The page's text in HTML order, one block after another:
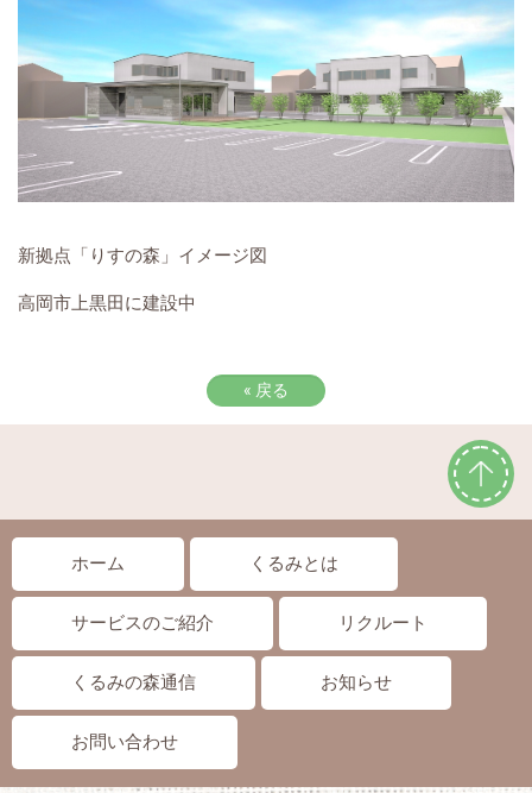
新拠点「りすの森」イメージ図
高岡市上黒田に建設中
« 戻る
ホーム くるみとは
サービスのご紹介 リクルート
くるみの森通信 お知らせ
お問い合わせ